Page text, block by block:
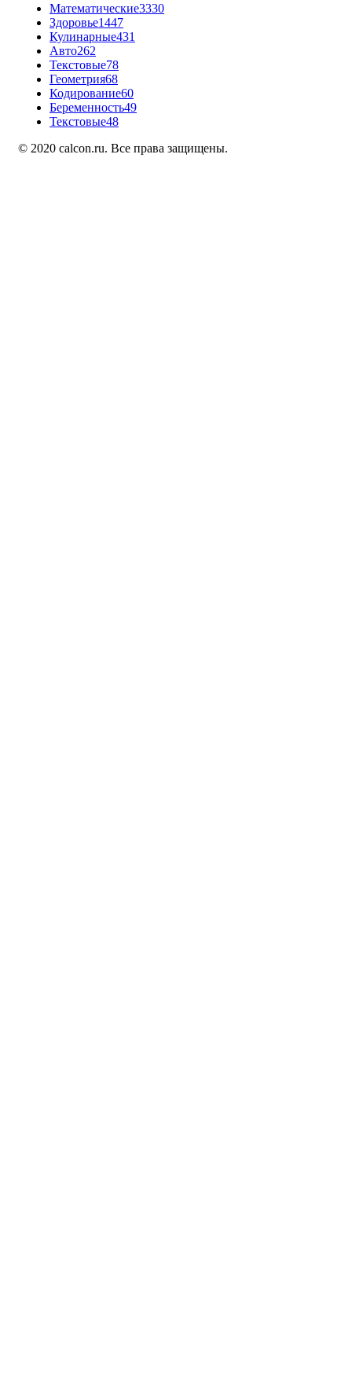
Математические3330
Здоровье1447
Кулинарные431
Авто262
Текстовые78
Геометрия68
Кодирование60
Беременность49
Текстовые48
© 2020 calcon.ru. Все права защищены.